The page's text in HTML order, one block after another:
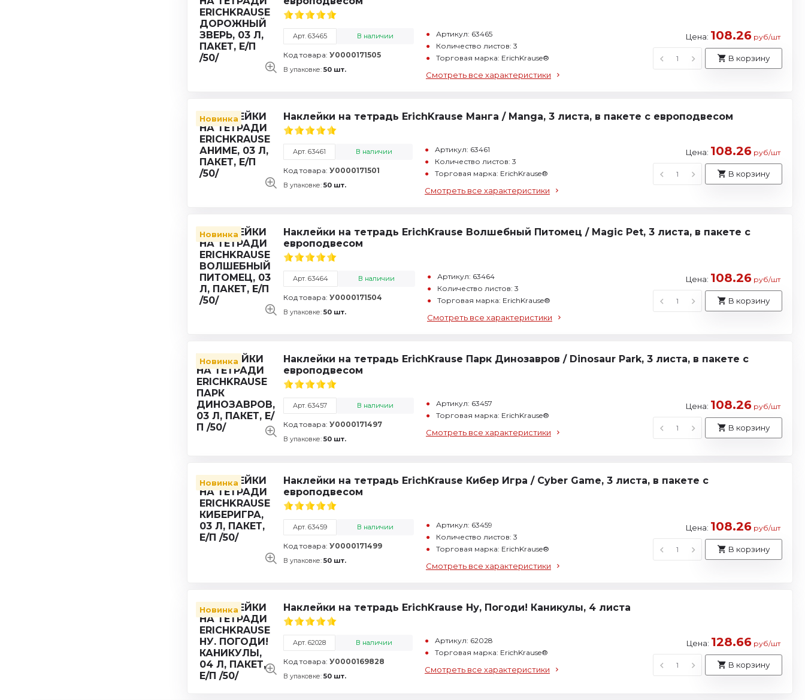
Арт. 63465 В наличии
Код товара: У0000171505
В упаковке: 50 шт.
Артикул: 63465
Количество листов: 3
Торговая марка: ErichKrause®
Смотреть все характеристики
Цена: 108.26 руб/шт
В корзину
Новинка Наклейки на тетрадь ErichKrause Манга / Manga, 3 листа, в пакете с европодвесом
Арт. 63461 В наличии
Код товара: У0000171501
В упаковке: 50 шт.
Артикул: 63461
Количество листов: 3
Торговая марка: ErichKrause®
Смотреть все характеристики
Цена: 108.26 руб/шт
В корзину
Новинка
Наклейки на тетрадь ErichKrause Волшебный Питомец / Magic Pet, 3 листа, в пакете с
европодвесом
Арт. 63464 В наличии
Код товара: У0000171504
В упаковке: 50 шт.
Артикул: 63464
Количество листов: 3
Торговая марка: ErichKrause®
Смотреть все характеристики
Цена: 108.26 руб/шт
В корзину
Новинка
Наклейки на тетрадь ErichKrause Парк Динозавров / Dinosaur Park, 3 листа, в пакете с
европодвесом
Арт. 63457 В наличии
Код товара: У0000171497
В упаковке: 50 шт.
Артикул: 63457
Торговая марка: ErichKrause®
Смотреть все характеристики
Цена: 108.26 руб/шт
В корзину
Новинка
Наклейки на тетрадь ErichKrause Кибер Игра / Cyber Game, 3 листа, в пакете с
европодвесом
Арт. 63459 В наличии
Код товара: У0000171499
В упаковке: 50 шт.
Артикул: 63459
Количество листов: 3
Торговая марка: ErichKrause®
Смотреть все характеристики
Цена: 108.26 руб/шт
В корзину
Новинка Наклейки на тетрадь ErichKrause Ну, Погоди! Каникулы, 4 листа
Арт. 62028 В наличии
Код товара: У0000169828
В упаковке: 50 шт.
Артикул: 62028
Торговая марка: ErichKrause®
Смотреть все характеристики
Цена: 128.66 руб/шт
В корзину